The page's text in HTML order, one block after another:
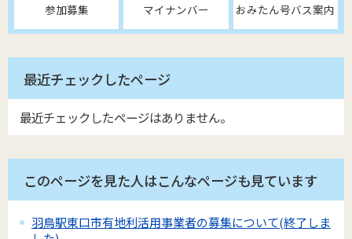
参加募集 マイナンバー おみたん号バス案内
最近チェックしたページ
最近チェックしたページはありません。
このページを見た人はこんなページも見ています
羽鳥駅東口市有地利活用事業者の募集について(終了しま